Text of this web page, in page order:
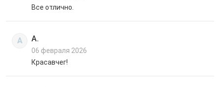
Все отлично.
А А.
06 февраля 2026
Красавчег!